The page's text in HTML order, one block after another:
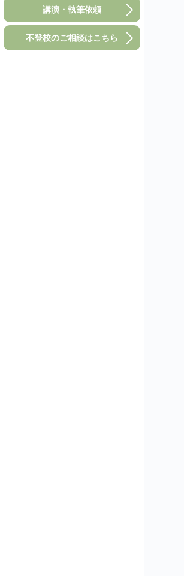
講演・執筆依頼
不登校のご相談はこちら